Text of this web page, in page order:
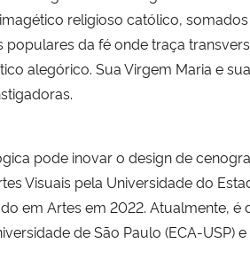
religioso católico,
da fé onde traça
alegórico. Sua Virgem Maria e
pode inovar o design de
Visuais pela Universidade do
em Artes em 2022. Atualmente,
de São Paulo (ECA-USP)